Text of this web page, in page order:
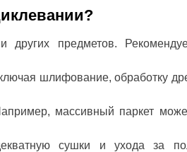
предметов.
шлифование, обработку
массивный паркет
сушки и ухода за